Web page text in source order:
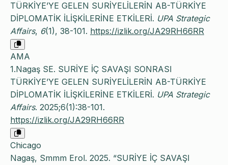
TÜRKİYE’YE GELEN SURİYELİLERİN AB-TÜRKİYE
DİPLOMATİK İLİŞKİLERİNE ETKİLERİ. UPA Strategic
Affairs, 6(1), 38-101. https://izlik.org/JA29RH66RR
AMA
1.Nagaş SE. SURİYE İÇ SAVAŞI SONRASI
TÜRKİYE’YE GELEN SURİYELİLERİN AB-TÜRKİYE
DİPLOMATİK İLİŞKİLERİNE ETKİLERİ. UPA Strategic
Affairs. 2025;6(1):38-101.
https://izlik.org/JA29RH66RR
Chicago
Nagaş, Smmm Erol. 2025. “SURİYE İÇ SAVAŞI